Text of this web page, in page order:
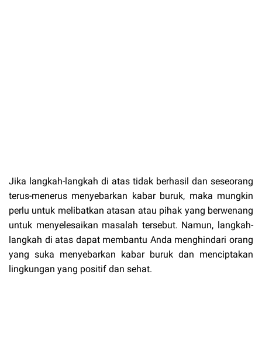
Jika langkah-langkah di atas tidak berhasil dan seseorang
terus-menerus menyebarkan kabar buruk, maka mungkin
perlu untuk melibatkan atasan atau pihak yang berwenang
untuk menyelesaikan masalah tersebut. Namun, langkah-
langkah di atas dapat membantu Anda menghindari orang
yang suka menyebarkan kabar buruk dan menciptakan
lingkungan yang positif dan sehat.